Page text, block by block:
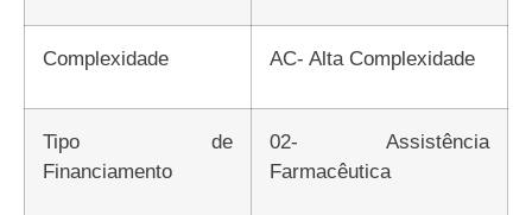
Complexidade AC- Alta Complexidade
Tipo de
Financiamento
02- Assistência
Farmacêutica